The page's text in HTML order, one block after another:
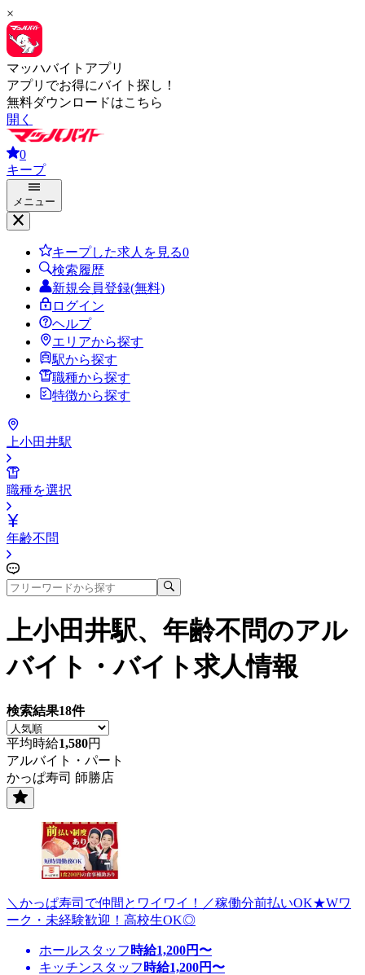
×
マッハバイトアプリ
アプリでお得にバイト探し！
無料ダウンロードはこちら
開く
0
キープ
メニュー
キープした求人を見る0
検索履歴
新規会員登録(無料)
ログイン
ヘルプ
エリアから探す
駅から探す
職種から探す
特徴から探す
上小田井駅
職種を選択
年齢不問
上小田井駅、年齢不問のアル
バイト・バイト求人情報
検索結果18件
平均時給1,580円
アルバイト・パート
かっぱ寿司 師勝店
＼かっぱ寿司で仲間とワイワイ！／稼働分前払いOK★Wワ
ーク・未経験歓迎！高校生OK◎
ホールスタッフ 時給1,200円〜
キッチンスタッフ 時給1,200円〜